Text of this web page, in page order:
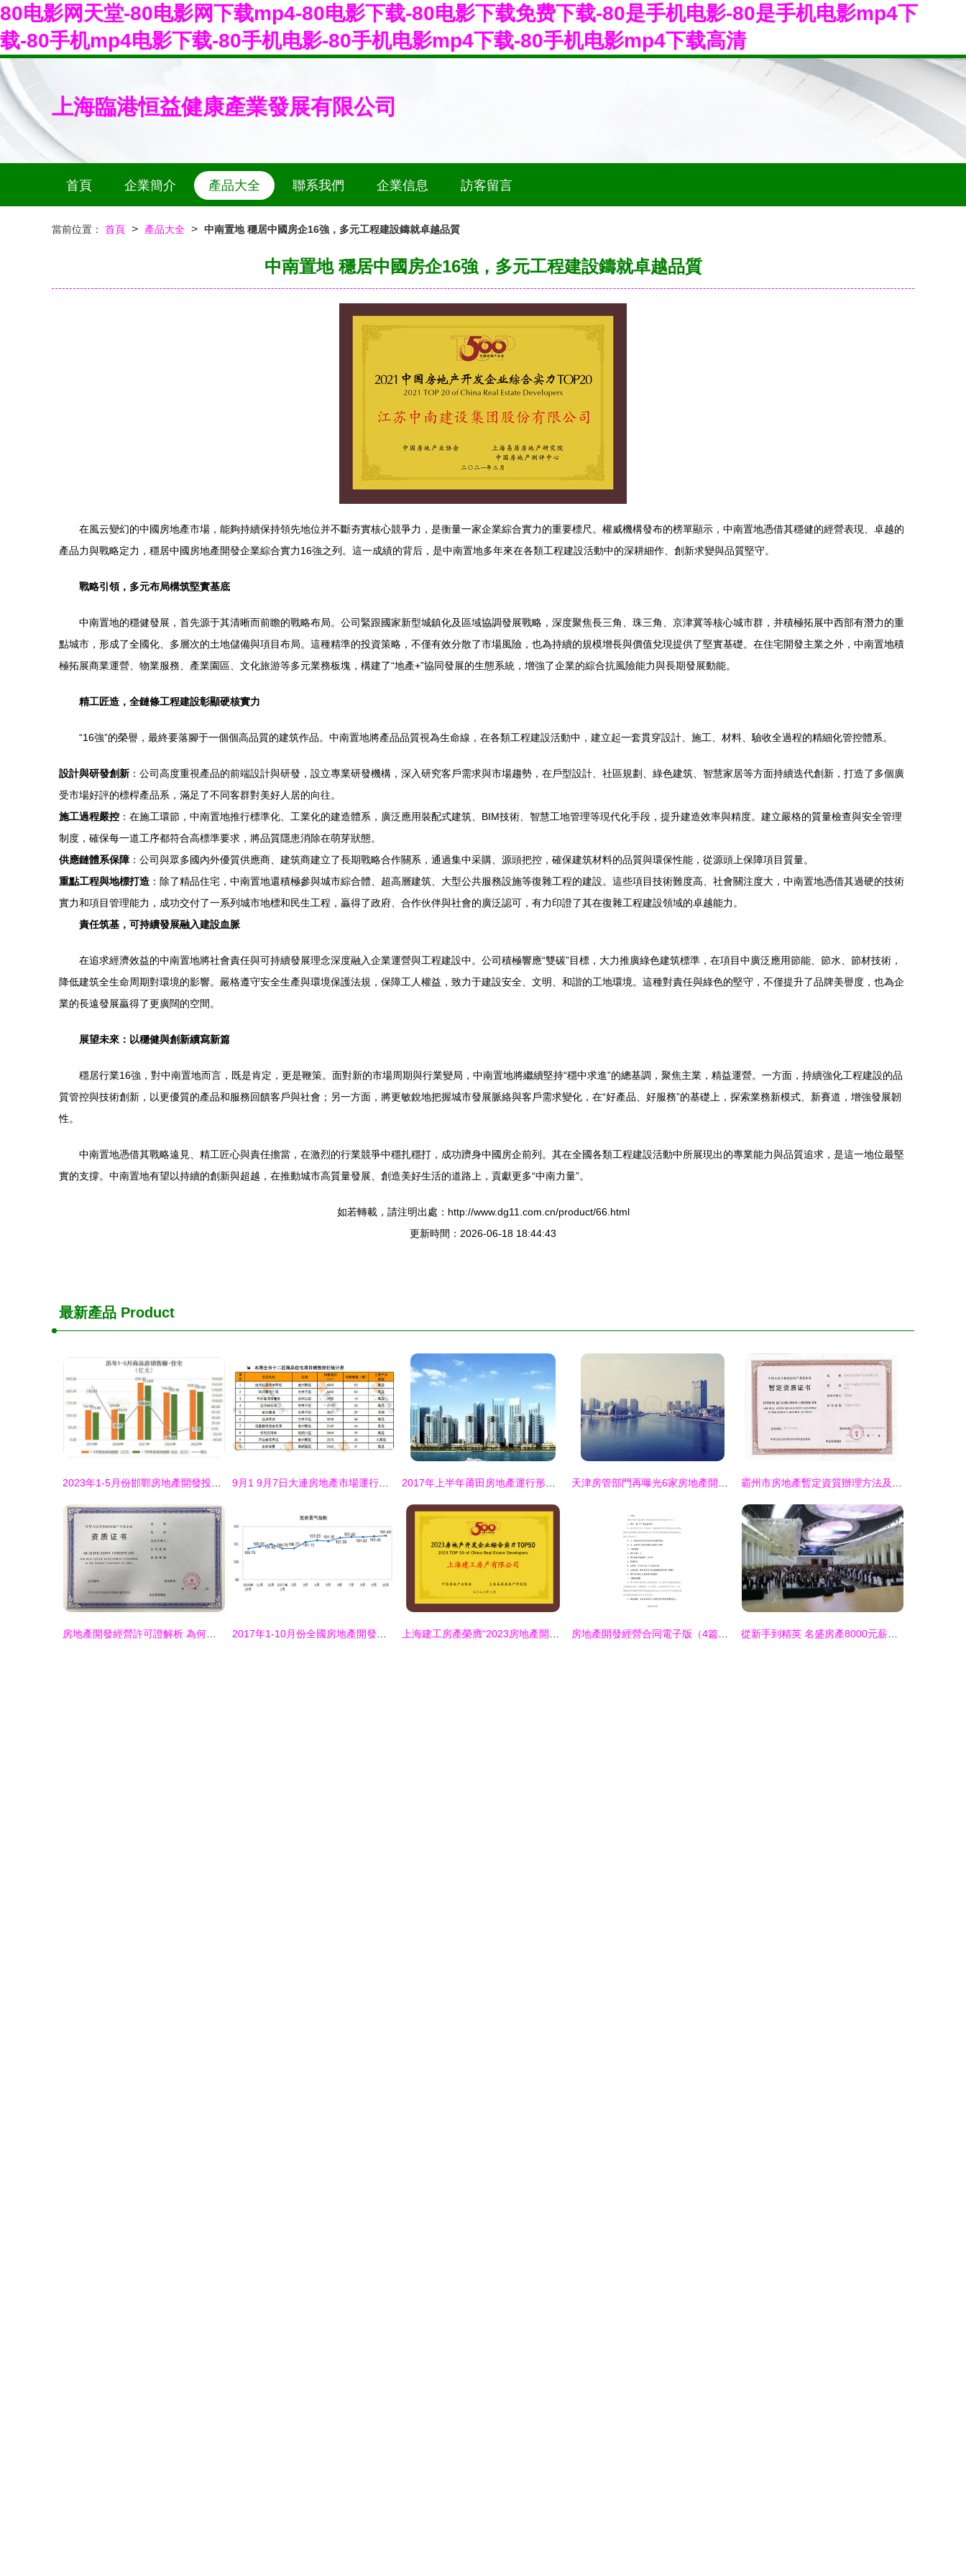
80电影网天堂-80电影网下载mp4-80电影下载-80电影下载免费下载-80是手机电影-80是手机电影mp4下
载-80手机mp4电影下载-80手机电影-80手机电影mp4下载-80手机电影mp4下载高清
上海臨港恒益健康產業發展有限公司
首頁 企業簡介 產品大全 聯系我們 企業信息 訪客留言
當前位置： 首頁 > 產品大全 > 中南置地 穩居中國房企16強，多元工程建設鑄就卓越品質
中南置地 穩居中國房企16強，多元工程建設鑄就卓越品質
在風云變幻的中國房地產市場，能夠持續保持領先地位并不斷夯實核心競爭力，是衡量一家企業綜合實力的重要標尺。權威機構發布的榜單顯示，中南置地憑借其穩健的經營表現、卓越的
產品力與戰略定力，穩居中國房地產開發企業綜合實力16強之列。這一成績的背后，是中南置地多年來在各類工程建設活動中的深耕細作、創新求變與品質堅守。
戰略引領，多元布局構筑堅實基底
中南置地的穩健發展，首先源于其清晰而前瞻的戰略布局。公司緊跟國家新型城鎮化及區域協調發展戰略，深度聚焦長三角、珠三角、京津冀等核心城市群，并積極拓展中西部有潛力的重
點城市，形成了全國化、多層次的土地儲備與項目布局。這種精準的投資策略，不僅有效分散了市場風險，也為持續的規模增長與價值兌現提供了堅實基礎。在住宅開發主業之外，中南置地積
極拓展商業運營、物業服務、產業園區、文化旅游等多元業務板塊，構建了“地產+”協同發展的生態系統，增強了企業的綜合抗風險能力與長期發展動能。
精工匠造，全鏈條工程建設彰顯硬核實力
“16強”的榮譽，最終要落腳于一個個高品質的建筑作品。中南置地將產品品質視為生命線，在各類工程建設活動中，建立起一套貫穿設計、施工、材料、驗收全過程的精細化管控體系。
設計與研發創新 ：公司高度重視產品的前端設計與研發，設立專業研發機構，深入研究客戶需求與市場趨勢，在戶型設計、社區規劃、綠色建筑、智慧家居等方面持續迭代創新，打造了多個廣
受市場好評的標桿產品系，滿足了不同客群對美好人居的向往。
施工過程嚴控 ：在施工環節，中南置地推行標準化、工業化的建造體系，廣泛應用裝配式建筑、BIM技術、智慧工地管理等現代化手段，提升建造效率與精度。建立嚴格的質量檢查與安全管理
制度，確保每一道工序都符合高標準要求，將品質隱患消除在萌芽狀態。
供應鏈體系保障 ：公司與眾多國內外優質供應商、建筑商建立了長期戰略合作關系，通過集中采購、源頭把控，確保建筑材料的品質與環保性能，從源頭上保障項目質量。
重點工程與地標打造 ：除了精品住宅，中南置地還積極參與城市綜合體、超高層建筑、大型公共服務設施等復雜工程的建設。這些項目技術難度高、社會關注度大，中南置地憑借其過硬的技術
實力和項目管理能力，成功交付了一系列城市地標和民生工程，贏得了政府、合作伙伴與社會的廣泛認可，有力印證了其在復雜工程建設領域的卓越能力。
責任筑基，可持續發展融入建設血脈
在追求經濟效益的中南置地將社會責任與可持續發展理念深度融入企業運營與工程建設中。公司積極響應“雙碳”目標，大力推廣綠色建筑標準，在項目中廣泛應用節能、節水、節材技術，
降低建筑全生命周期對環境的影響。嚴格遵守安全生產與環境保護法規，保障工人權益，致力于建設安全、文明、和諧的工地環境。這種對責任與綠色的堅守，不僅提升了品牌美譽度，也為企
業的長遠發展贏得了更廣闊的空間。
展望未來：以穩健與創新續寫新篇
穩居行業16強，對中南置地而言，既是肯定，更是鞭策。面對新的市場周期與行業變局，中南置地將繼續堅持“穩中求進”的總基調，聚焦主業，精益運營。一方面，持續強化工程建設的品
質管控與技術創新，以更優質的產品和服務回饋客戶與社會；另一方面，將更敏銳地把握城市發展脈絡與客戶需求變化，在“好產品、好服務”的基礎上，探索業務新模式、新賽道，增強發展韌
性。
中南置地憑借其戰略遠見、精工匠心與責任擔當，在激烈的行業競爭中穩扎穩打，成功躋身中國房企前列。其在全國各類工程建設活動中所展現出的專業能力與品質追求，是這一地位最堅
實的支撐。中南置地有望以持續的創新與超越，在推動城市高質量發展、創造美好生活的道路上，貢獻更多“中南力量”。
如若轉載，請注明出處：http://www.dg11.com.cn/product/66.html
更新時間：2026-06-18 18:44:43
最新產品 Product